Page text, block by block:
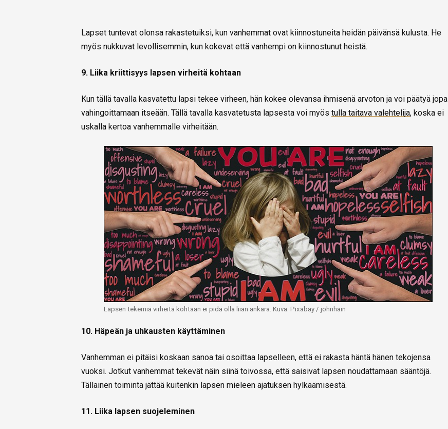
Lapset tuntevat olonsa rakastetuiksi, kun vanhemmat ovat kiinnostuneita heidän päivänsä kulusta. He
myös nukkuvat levollisemmin, kun kokevat että vanhempi on kiinnostunut heistä.
9. Liika kriittisyys lapsen virheitä kohtaan
Kun tällä tavalla kasvatettu lapsi tekee virheen, hän kokee olevansa ihmisenä arvoton ja voi päätyä jopa
vahingoittamaan itseään. Tällä tavalla kasvatetusta lapsesta voi myös tulla taitava valehtelija, koska ei
uskalla kertoa vanhemmalle virheitään.
Lapsen tekemiä virheitä kohtaan ei pidä olla liian ankara. Kuva: Pixabay / johnhain
10. Häpeän ja uhkausten käyttäminen
Vanhemman ei pitäisi koskaan sanoa tai osoittaa lapselleen, että ei rakasta häntä hänen tekojensa
vuoksi. Jotkut vanhemmat tekevät näin siinä toivossa, että saisivat lapsen noudattamaan sääntöjä.
Tällainen toiminta jättää kuitenkin lapsen mieleen ajatuksen hylkäämisestä.
11. Liika lapsen suojeleminen